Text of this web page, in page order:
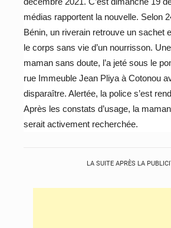
médias rapportent la nouvelle. Selon
Bénin, un riverain retrouve un sachet
le corps sans vie d’un nourrisson.
maman sans doute, l’a jeté sous le
rue Immeuble Jean Pliya à Cotonou
disparaître. Alertée, la police s’est
Après les constats d’usage, la
serait activement recherchée.
LA SUITE APRÈS LA